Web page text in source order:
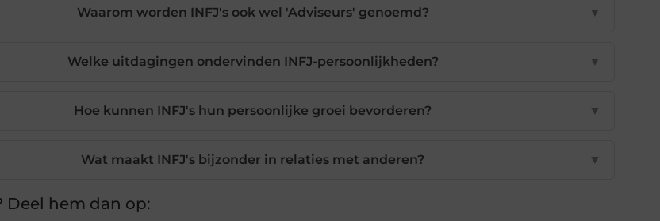
Waarom worden INFJ's ook wel 'Adviseurs' genoemd? ▼
Welke uitdagingen ondervinden INFJ-persoonlijkheden? ▼
Hoe kunnen INFJ's hun persoonlijke groei bevorderen? ▼
Wat maakt INFJ's bijzonder in relaties met anderen? ▼
Deel hem dan op: